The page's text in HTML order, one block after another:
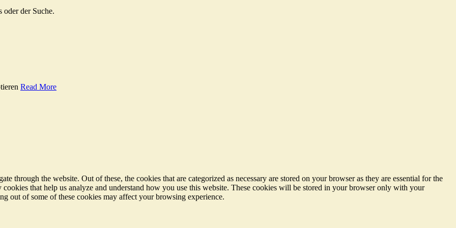
oder der Suche.
Read More
through the website. Out of these, the cookies that are categorized as necessary are stored on your browser as they are essential for the
that help us analyze and understand how you use this website. These cookies will be stored in your browser only with your
out of some of these cookies may affect your browsing experience.